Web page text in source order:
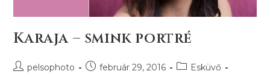
Karaja – smink portré
pelsophoto február 29, 2016
Esküvő